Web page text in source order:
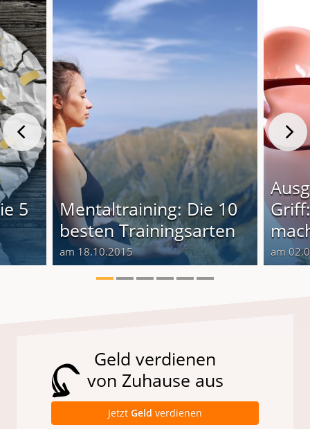
5
Mentaltraining: Die 10
besten Trainingsarten
am 18.10.2015 am
Geld verdienen
von Zuhause aus
Jetzt Geld verdienen